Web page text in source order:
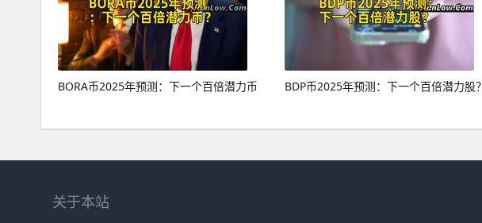
BORA币2025年预测：下一个百倍潜力币 BDP币2025年预测：下一个百倍潜力股？
关于本站